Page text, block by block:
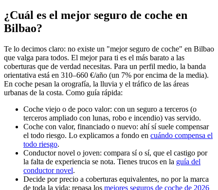
¿Cuál es el mejor seguro de coche en
Bilbao?
Te lo decimos claro: no existe un "mejor seguro de coche" en Bilbao
que valga para todos. El mejor para ti es el más barato a las
coberturas que de verdad necesitas. Para un perfil medio, la banda
orientativa está en 310–660 €/año (un 7% por encima de la media).
En coche pesan la orografía, la lluvia y el tráfico de las áreas
urbanas de la costa. Como guía rápida:
Coche viejo o de poco valor: con un seguro a terceros (o
terceros ampliado con lunas, robo e incendio) vas servido.
Coche con valor, financiado o nuevo: ahí sí suele compensar
el todo riesgo. Lo explicamos a fondo en cuándo compensa el
todo riesgo.
Conductor novel o joven: compara sí o sí, que el castigo por
la falta de experiencia se nota. Tienes trucos en la guía del
conductor novel.
Decide por precio a coberturas equivalentes, no por la marca
de toda la vida: repasa los mejores seguros de coche de 2026